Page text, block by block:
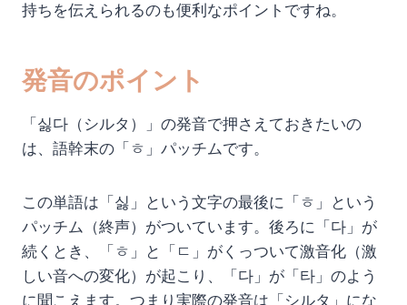
持ちを伝えられるのも便利なポイントですね。
発音のポイント
「싫다（シルタ）」の発音で押さえておきたいの
は、語幹末の「ㅎ」パッチムです。
この単語は「싫」という文字の最後に「ㅎ」という
パッチム（終声）がついています。後ろに「다」が
続くとき、「ㅎ」と「ㄷ」がくっついて激音化（激
しい音への変化）が起こり、「다」が「타」のよう
に聞こえます。つまり実際の発音は「シルタ」にな